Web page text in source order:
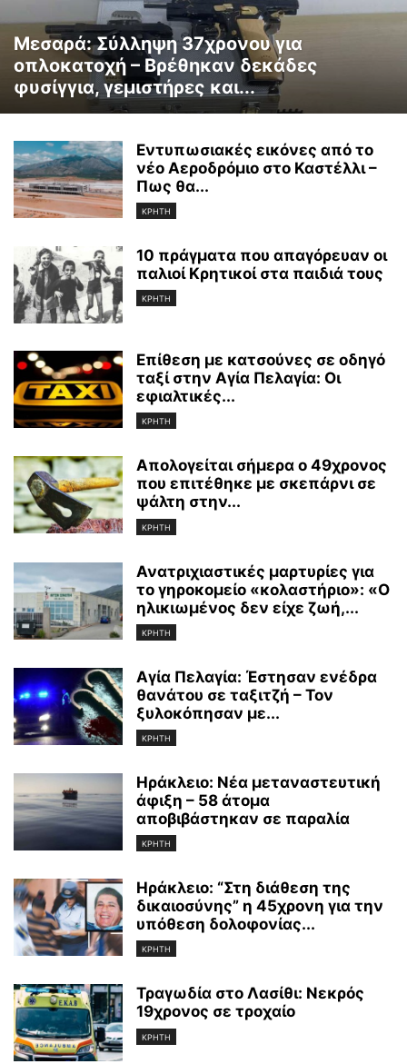
Μεσαρά: Σύλληψη 37χρονου για
οπλοκατοχή – Βρέθηκαν δεκάδες
φυσίγγια, γεμιστήρες και...
Εντυπωσιακές εικόνες από το
νέο Αεροδρόμιο στο Καστέλλι –
Πως θα...
ΚΡΗΤΗ
10 πράγματα που απαγόρευαν οι
παλιοί Κρητικοί στα παιδιά τους
ΚΡΗΤΗ
Επίθεση με κατσούνες σε οδηγό
ταξί στην Αγία Πελαγία: Οι
εφιαλτικές...
ΚΡΗΤΗ
Απολογείται σήμερα ο 49χρονος
που επιτέθηκε με σκεπάρνι σε
ψάλτη στην...
ΚΡΗΤΗ
Ανατριχιαστικές μαρτυρίες για
το γηροκομείο «κολαστήριο»: «Ο
ηλικιωμένος δεν είχε ζωή,...
ΚΡΗΤΗ
Αγία Πελαγία: Έστησαν ενέδρα
θανάτου σε ταξιτζή – Τον
ξυλοκόπησαν με...
ΚΡΗΤΗ
Ηράκλειο: Νέα μεταναστευτική
άφιξη – 58 άτομα
αποβιβάστηκαν σε παραλία
ΚΡΗΤΗ
Ηράκλειο: “Στη διάθεση της
δικαιοσύνης” η 45χρονη για την
υπόθεση δολοφονίας...
ΚΡΗΤΗ
Τραγωδία στο Λασίθι: Νεκρός
19χρονος σε τροχαίο
ΚΡΗΤΗ